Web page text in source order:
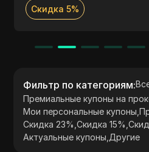
маркетинговых
ограниченному контенту.
Скидка 5%
Фильтр по категориям:
Премиальные купоны на
Мои персональные купоны ,
Скидка 23% ,Скидка 15% ,
Актуальные купоны Другие